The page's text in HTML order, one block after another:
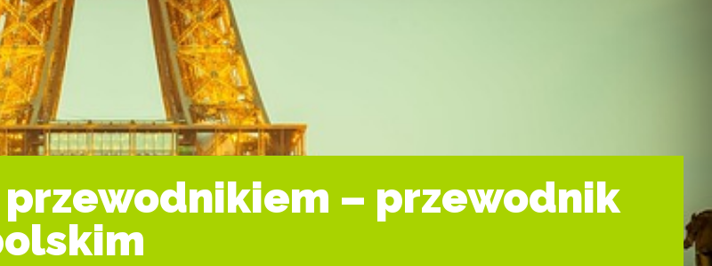
– przewodnik